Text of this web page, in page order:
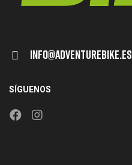
Info@adventurebike.es
SÍGUENOS